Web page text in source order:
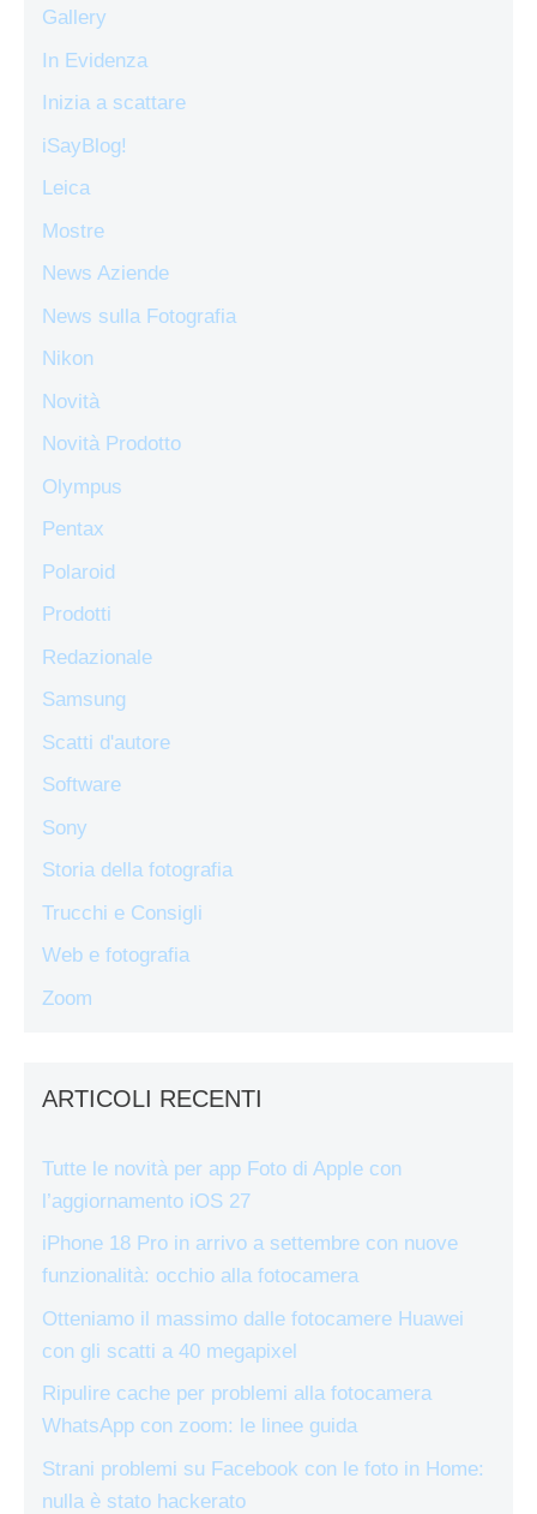
Gallery
In Evidenza
Inizia a scattare
iSayBlog!
Leica
Mostre
News Aziende
News sulla Fotografia
Nikon
Novità
Novità Prodotto
Olympus
Pentax
Polaroid
Prodotti
Redazionale
Samsung
Scatti d'autore
Software
Sony
Storia della fotografia
Trucchi e Consigli
Web e fotografia
Zoom
ARTICOLI RECENTI
Tutte le novità per app Foto di Apple con
l’aggiornamento iOS 27
iPhone 18 Pro in arrivo a settembre con nuove
funzionalità: occhio alla fotocamera
Otteniamo il massimo dalle fotocamere Huawei
con gli scatti a 40 megapixel
Ripulire cache per problemi alla fotocamera
WhatsApp con zoom: le linee guida
Strani problemi su Facebook con le foto in Home:
nulla è stato hackerato